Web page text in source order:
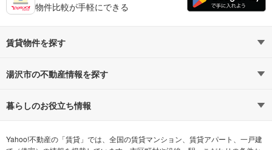
物件比較が手軽にできる
賃貸物件を探す
路線・駅から探す
通勤時間から探す
不動産会社から探す 希望の条件から探す
湯沢市の不動産情報を探す
不動産・住宅
新築マンション 中古マンション
暮らしのお役立ち情報
マンションカタログ 教えて！住まいの先生
Yahoo!不動産の「賃貸」では、全国の賃貸マンション、賃貸アパート、一戸建